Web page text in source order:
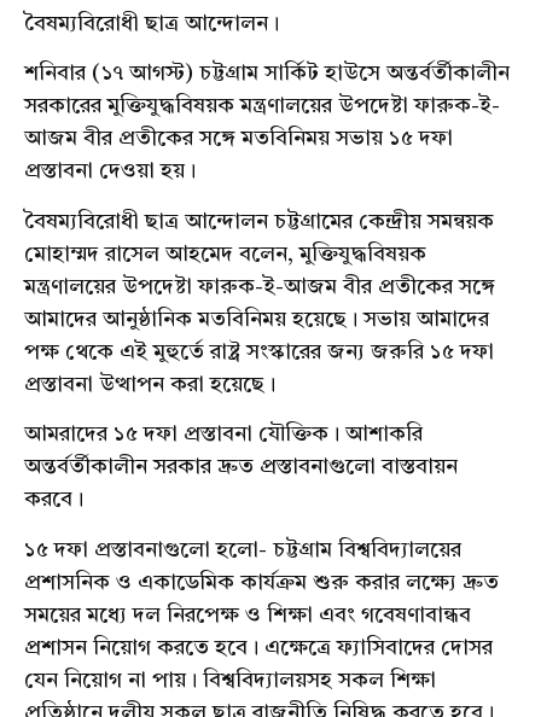
বৈষম্যবিরোধী ছাত্র আন্দোলন।
শনিবার (১৭ আগস্ট) চট্টগ্রাম সার্কিট হাউসে অন্তর্বর্তীকালীন
সরকারের মুক্তিযুদ্ধবিষয়ক মন্ত্রণালয়ের উপদেষ্টা ফারুক-ই-
আজম বীর প্রতীকের সঙ্গে মতবিনিময় সভায় ১৫ দফা
প্রস্তাবনা দেওয়া হয়।
বৈষম্যবিরোধী ছাত্র আন্দোলন চট্টগ্রামের কেন্দ্রীয় সমন্বয়ক
মোহাম্মদ রাসেল আহমেদ বলেন, মুক্তিযুদ্ধবিষয়ক
মন্ত্রণালয়ের উপদেষ্টা ফারুক-ই-আজম বীর প্রতীকের সঙ্গে
আমাদের আনুষ্ঠানিক মতবিনিময় হয়েছে। সভায় আমাদের
পক্ষ থেকে এই মুহুর্তে রাষ্ট্র সংস্কারের জন্য জরুরি ১৫ দফা
প্রস্তাবনা উত্থাপন করা হয়েছে।
আমরাদের ১৫ দফা প্রস্তাবনা যৌক্তিক। আশাকরি
অন্তর্বর্তীকালীন সরকার দ্রুত প্রস্তাবনাগুলো বাস্তবায়ন
করবে।
১৫ দফা প্রস্তাবনাগুলো হলো- চট্টগ্রাম বিশ্ববিদ্যালয়ের
প্রশাসনিক ও একাডেমিক কার্যক্রম শুরু করার লক্ষ্যে দ্রুত
সময়ের মধ্যে দল নিরপেক্ষ ও শিক্ষা এবং গবেষণাবান্ধব
প্রশাসন নিয়োগ করতে হবে। এক্ষেত্রে ফ্যাসিবাদের দোসর
যেন নিয়োগ না পায়। বিশ্ববিদ্যালয়সহ সকল শিক্ষা